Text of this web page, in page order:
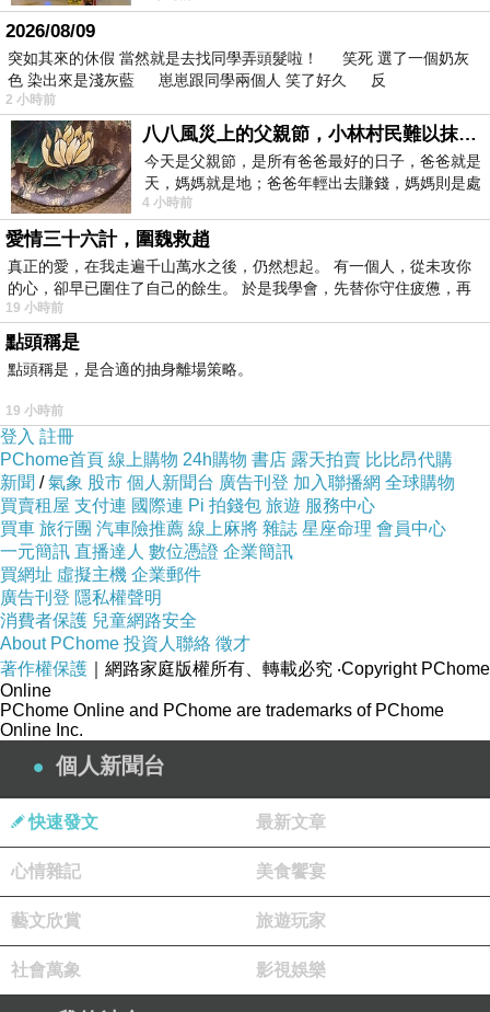
2026/08/09
突如其來的休假 當然就是去找同學弄頭髮啦！ 笑死 選了一個奶灰
色 染出來是淺灰藍 崽崽跟同學兩個人 笑了好久 反
2 小時前
八八風災上的父親節，小林村民難以抹滅的痛
今天是父親節，是所有爸爸最好的日子，爸爸就是
天，媽媽就是地；爸爸年輕出去賺錢，媽媽則是處
理家務，職業不分高低貴賤，只有人品才
4 小時前
愛情三十六計，圍魏救趙
真正的愛，在我走遍千山萬水之後，仍然想起。 有一個人，從未攻你
的心，卻早已圍住了自己的餘生。 於是我學會，先替你守住疲憊，再
19 小時前
點頭稱是
點頭稱是，是合適的抽身離場策略。
19 小時前
登入 註冊
PChome首頁 線上購物 24h購物 書店 露天拍賣 比比昂代購
新聞 /氣象 股市 個人新聞台 廣告刊登 加入聯播網 全球購物
買賣租屋 支付連 國際連 Pi 拍錢包 旅遊 服務中心
買車 旅行團 汽車險推薦 線上麻將 雜誌 星座命理 會員中心
一元簡訊 直播達人 數位憑證 企業簡訊
買網址 虛擬主機 企業郵件
廣告刊登 隱私權聲明
消費者保護 兒童網路安全
About PChome 投資人聯絡 徵才
著作權保護 ｜網路家庭版權所有、轉載必究 ‧Copyright PChome
Online
PChome Online and PChome are trademarks of PChome
Online Inc.
個人新聞台
快速發文 最新文章
心情雜記 美食饗宴
藝文欣賞 旅遊玩家
社會萬象 影視娛樂